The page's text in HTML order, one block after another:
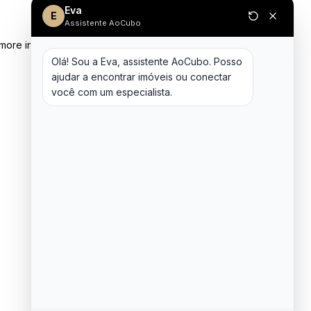
information)
E Eva
Assistente AoCubo
Olá! Sou a Eva, assistente AoCubo. Posso
ajudar a encontrar imóveis ou conectar
você com um especialista.